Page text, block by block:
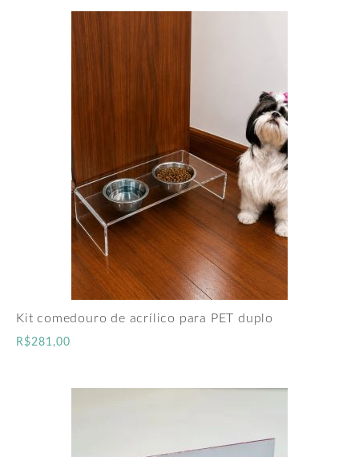
Kit comedouro de acrílico para PET duplo
R$281,00